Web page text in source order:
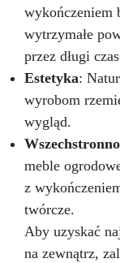
wykończeniem
wytrzymałe
przez długi
Estetyka:
wyrobom
wygląd.
meble
z
twórcze.
Aby uzyskać
na zewnątrz,